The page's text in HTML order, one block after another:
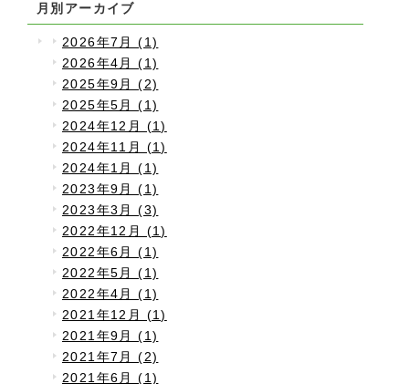
月別アーカイブ
2026年7月 (1)
2026年4月 (1)
2025年9月 (2)
2025年5月 (1)
2024年12月 (1)
2024年11月 (1)
2024年1月 (1)
2023年9月 (1)
2023年3月 (3)
2022年12月 (1)
2022年6月 (1)
2022年5月 (1)
2022年4月 (1)
2021年12月 (1)
2021年9月 (1)
2021年7月 (2)
2021年6月 (1)